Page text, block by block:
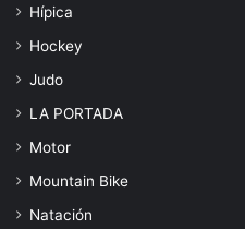
Hípica
Hockey
Judo
LA PORTADA
Motor
Mountain Bike
Natación